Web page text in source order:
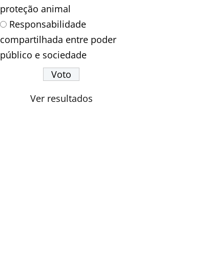
proteção animal
Responsabilidade
compartilhada entre poder
público e sociedade
Ver resultados